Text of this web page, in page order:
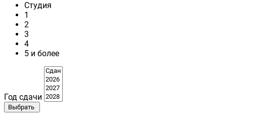
Студия
1
2
3
4
5 и более
Год сдачи
Выбрать